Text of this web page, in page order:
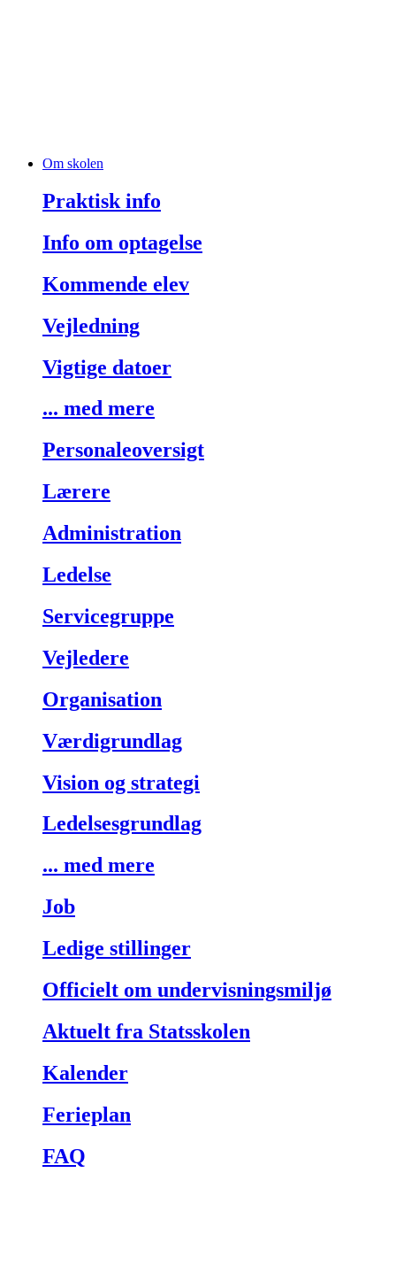
Om skolen
Praktisk info
Info om optagelse
Kommende elev
Vejledning
Vigtige datoer
... med mere
Personaleoversigt
Lærere
Administration
Ledelse
Servicegruppe
Vejledere
Organisation
Værdigrundlag
Vision og strategi
Ledelsesgrundlag
... med mere
Job
Ledige stillinger
Officielt om undervisningsmiljø
Aktuelt fra Statsskolen
Kalender
Ferieplan
FAQ